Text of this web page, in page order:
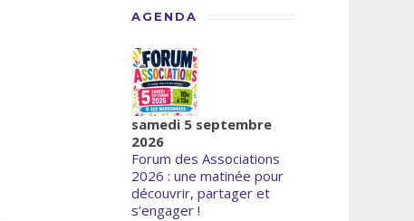
AGENDA
samedi 5 septembre
2026
Forum des Associations
2026 : une matinée pour
découvrir, partager et
s’engager !